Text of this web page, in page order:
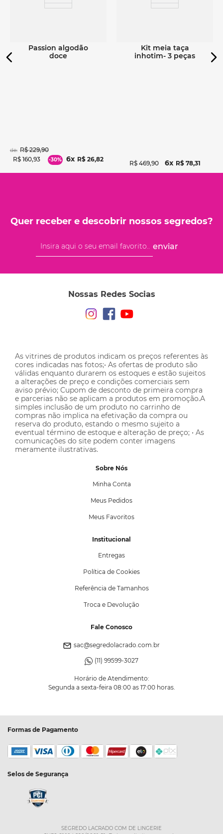
passion algodão
doce
de: R$ 229,90
R$ 160,93 -30% 6 R$ 26,82
kit meia taça
inhotim- 3 peças
R$ 469,90 6 R$ 78,31
Quer receber e descobrir nossos segredos?
enviar
Nossas Redes Socias
As vitrines de produtos indicam os preços referentes às
cores indicadas nas fotos;• As ofertas de produto são
válidas enquanto durarem os estoques e estão sujeitos
a alterações de preço e condições comerciais sem
aviso prévio; Cupom de desconto de primeira compra
e parcerias não se aplicam a produtos em promoção.A
simples inclusão de um produto no carrinho de
compras não implica na efetivação da compra ou
reserva do produto, estando o mesmo sujeito a
eventual término de estoque e alteração de preço; • As
comunicações do site podem conter imagens
meramente ilustrativas.
Sobre Nós
Minha Conta
Meus Pedidos
Meus Favoritos
Institucional
Entregas
Política de Cookies
Referência de Tamanhos
Troca e Devolução
Fale Conosco
sac@segredolacrado.com.br
(11) 99599-3027
Horário de Atendimento:
Segunda a sexta-feira 08:00 as 17:00 horas.
Formas de Pagamento
Selos de Segurança
SEGREDO LACRADO COM DE LINGERIE